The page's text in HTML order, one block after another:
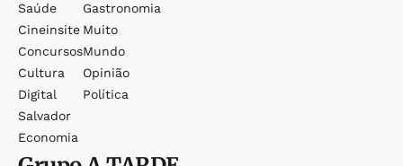
Saúde
Cineinsite
Concursos
Cultura
Digital
Salvador
Economia
Gastronomia
Muito
Mundo
Opinião
Política